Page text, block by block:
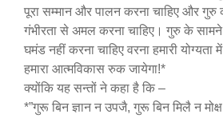
पूरा सम्मान और पालन करना चाहिए और गुरु
गंभीरता से अमल करना चाहिए। गुरु के
घमंड नहीं करना चाहिए वरना हमारी योग्यता
हमारा आत्मविकास रुक जायेगा!*
क्योंकि यह सन्तों ने कहा है कि –
*”गुरू बिन ज्ञान न उपजै, गुरू बिन मिलै न